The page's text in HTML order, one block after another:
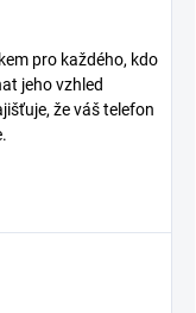
pro každého, kdo
jeho vzhled
že váš telefon